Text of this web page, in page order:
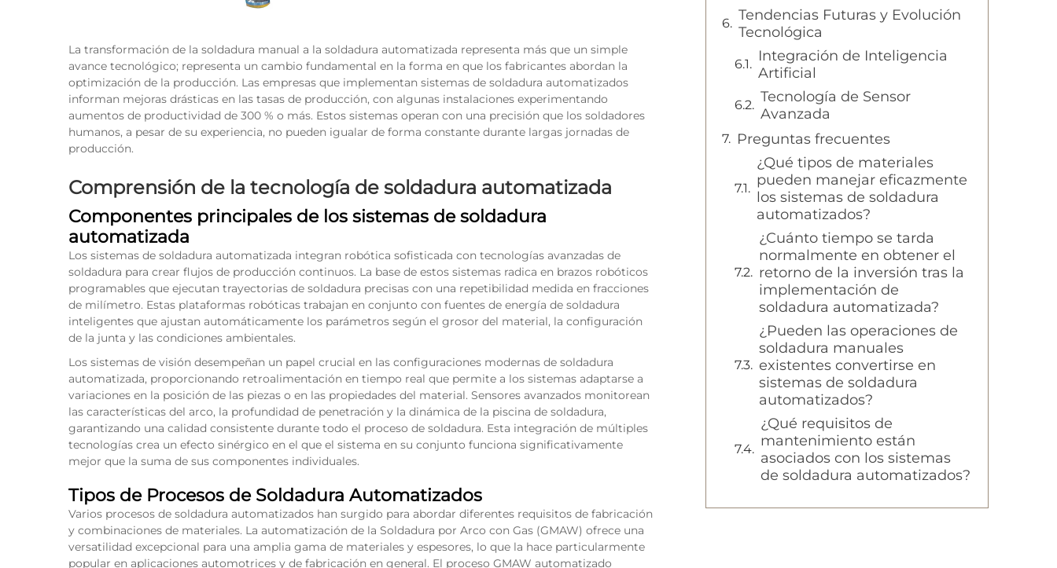
La transformación de la soldadura manual a la soldadura automatizada representa más que un simple
avance tecnológico; representa un cambio fundamental en la forma en que los fabricantes abordan la
optimización de la producción. Las empresas que implementan sistemas de soldadura automatizados
informan mejoras drásticas en las tasas de producción, con algunas instalaciones experimentando
aumentos de productividad de 300 % o más. Estos sistemas operan con una precisión que los soldadores
humanos, a pesar de su experiencia, no pueden igualar de forma constante durante largas jornadas de
producción.
Comprensión de la tecnología de soldadura automatizada
Componentes principales de los sistemas de soldadura
automatizada
Los sistemas de soldadura automatizada integran robótica sofisticada con tecnologías avanzadas de
soldadura para crear flujos de producción continuos. La base de estos sistemas radica en brazos robóticos
programables que ejecutan trayectorias de soldadura precisas con una repetibilidad medida en fracciones
de milímetro. Estas plataformas robóticas trabajan en conjunto con fuentes de energía de soldadura
inteligentes que ajustan automáticamente los parámetros según el grosor del material, la configuración
de la junta y las condiciones ambientales.
Los sistemas de visión desempeñan un papel crucial en las configuraciones modernas de soldadura
automatizada, proporcionando retroalimentación en tiempo real que permite a los sistemas adaptarse a
variaciones en la posición de las piezas o en las propiedades del material. Sensores avanzados monitorean
las características del arco, la profundidad de penetración y la dinámica de la piscina de soldadura,
garantizando una calidad consistente durante todo el proceso de soldadura. Esta integración de múltiples
tecnologías crea un efecto sinérgico en el que el sistema en su conjunto funciona significativamente
mejor que la suma de sus componentes individuales.
Tipos de Procesos de Soldadura Automatizados
Varios procesos de soldadura automatizados han surgido para abordar diferentes requisitos de fabricación
y combinaciones de materiales. La automatización de la Soldadura por Arco con Gas (GMAW) ofrece una
versatilidad excepcional para una amplia gama de materiales y espesores, lo que la hace particularmente
popular en aplicaciones automotrices y de fabricación en general. El proceso GMAW automatizado
Tendencias Futuras y Evolución
Tecnológica
Integración de Inteligencia
Artificial
Tecnología de Sensor
Avanzada
Preguntas frecuentes
¿Qué tipos de materiales
pueden manejar eficazmente
los sistemas de soldadura
automatizados?
¿Cuánto tiempo se tarda
normalmente en obtener el
retorno de la inversión tras la
implementación de
soldadura automatizada?
¿Pueden las operaciones de
soldadura manuales
existentes convertirse en
sistemas de soldadura
automatizados?
¿Qué requisitos de
mantenimiento están
asociados con los sistemas
de soldadura automatizados?